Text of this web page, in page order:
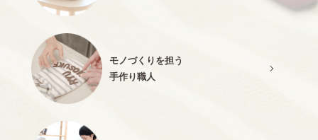
モノづくりを担う
手作り職人